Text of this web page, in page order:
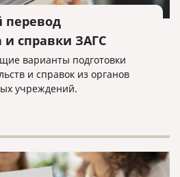
перевод
и справки ЗАГС
варианты подготовки
и справок из органов
учреждений.